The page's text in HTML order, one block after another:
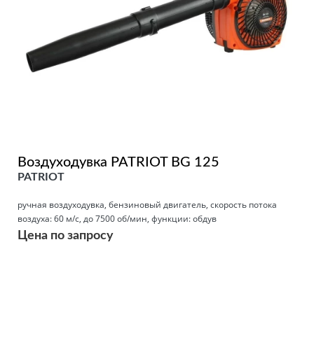
Воздуходувка PATRIOT BG 125
PATRIOT
ручная воздуходувка, бензиновый двигатель, скорость потока
воздуха: 60 м/с, до 7500 об/мин, функции: обдув
Цена по запросу